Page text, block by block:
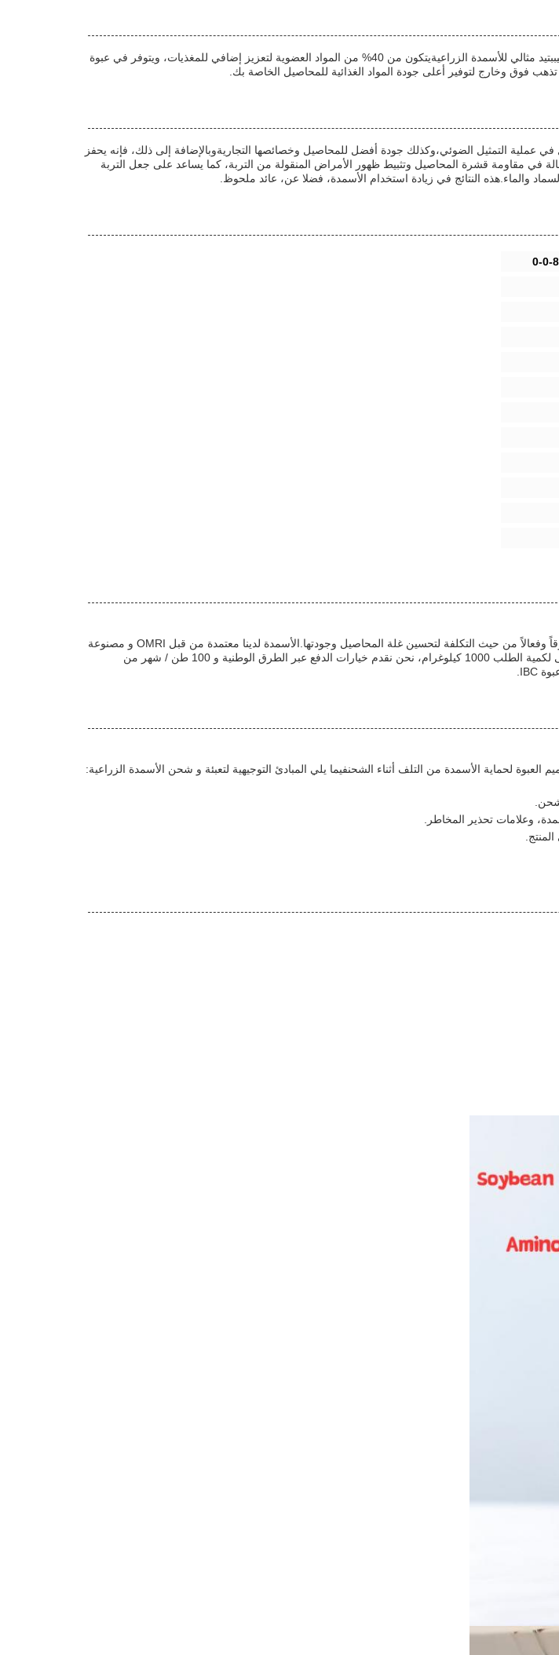
الأسمدة الزراعية هي أسمدة سائل حمراء بنية قابلة للذوبان في الماءإنه سماد حمض أميني بوليببتيد مثالي للأسمدة الزراعيةيتكون من 40% من المواد العضوية لتعزيز إضافي للمغذيات، ويتوفر في عبوة
تذهب فوق وخارج لتوفير أعلى جودة المواد الغذائية للمحاصيل الخاصة بك.
عملية التمثيل الضوئي،وكذلك جودة أفضل للمحاصيل وخصائصها التجاريةوبالإضافة إلى ذلك، فإنه يحفز
في مقاومة قشرة المحاصيل وتثبيط ظهور الأمراض المنقولة من التربة، كما يساعد على جعل التربة
والماء.هذه النتائج في زيادة استخدام الأسمدة، فضلا عن، عائد ملحوظ.
توفر الأسمدة الزراعية لشركة شي هونغ المواد الغذائية الأساسية للمحاصيل، مما يوفر حلاً موثوقاً وفعالاً من حيث التكلفة لتحسين غلة المحاصيل وجودتها.الأسمدة لدينا معتمدة من قبل OMRI و مصنوعة
من خمر فول الصويايحتوي على 8-0-0 المواد الغذائية ومستوى الحموضة من 4-6.مع الحد الأدنى لكمية الطلب 1000 كيلوغرام، نحن نقدم خيارات الدفع عبر الطرق الوطنية و 100 طن / شهر من
لحماية الأسمدة من التلف أثناء الشحنفيما يلي المبادئ التوجيهية لتعبئة و شحن الأسمدة الزراعية:
وعلامات تحذير المخاطر.